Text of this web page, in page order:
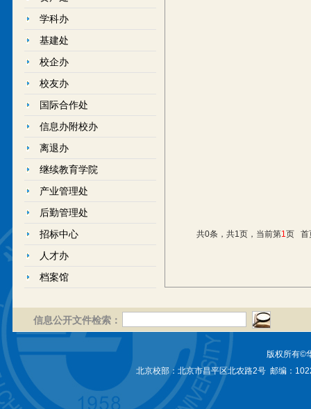
学科办
基建处
校企办
校友办
国际合作处
信息办附校办
离退办
继续教育学院
产业管理处
后勤管理处
招标中心
人才办
档案馆
共0条，共1页，当前第1页 首
信息公开文件检索：
版权所有©
北京校部：北京市昌平区北农路2号 邮编：